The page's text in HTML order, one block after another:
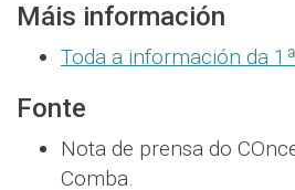
Máis información
Toda a información da
Fonte
Nota de prensa do
Comba.